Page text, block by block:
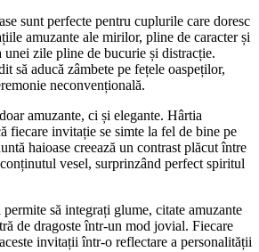
sunt perfecte pentru cuplurile care doresc
amuzante ale mirilor, pline de caracter și
unei zile pline de bucurie și distracție.
să aducă zâmbete pe fețele oaspeților,
neconvențională.
amuzante, ci și elegante. Hârtia
fiecare invitație se simte la fel de bine pe
haioase creează un contrast plăcut între
vesel, surprinzând perfect spiritul
să integrați glume, citate amuzante
de dragoste într-un mod jovial. Fiecare
invitații într-o reflectare a personalității